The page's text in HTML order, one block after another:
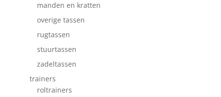
manden en kratten
overige tassen
rugtassen
stuurtassen
zadeltassen
trainers
roltrainers